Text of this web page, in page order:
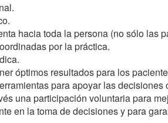
hacia toda la persona (no sólo las
por la práctica.
óptimos resultados para los
para apoyar las
una participación voluntaria para
en la toma de decisiones y para